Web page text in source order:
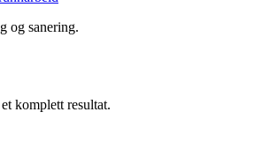
og sanering.
komplett resultat.